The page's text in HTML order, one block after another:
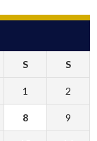
S S
1 2
8 9